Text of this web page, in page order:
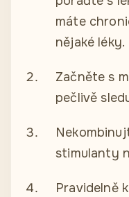
máte
nějaké léky.
Začněte s
pečlivě
stimulanty
Pravidelně